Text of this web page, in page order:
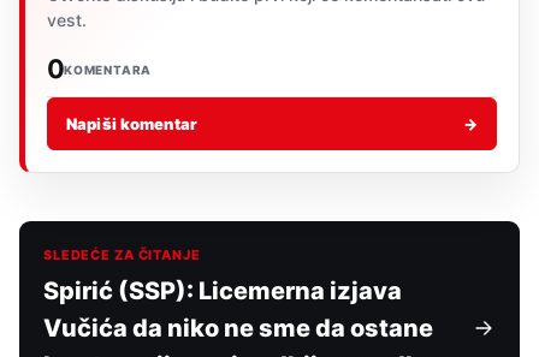
vest.
0KOMENTARA
Napiši komentar →
SLEDEĆE ZA ČITANJE
Spirić (SSP): Licemerna izjava
Vučića da niko ne sme da ostane